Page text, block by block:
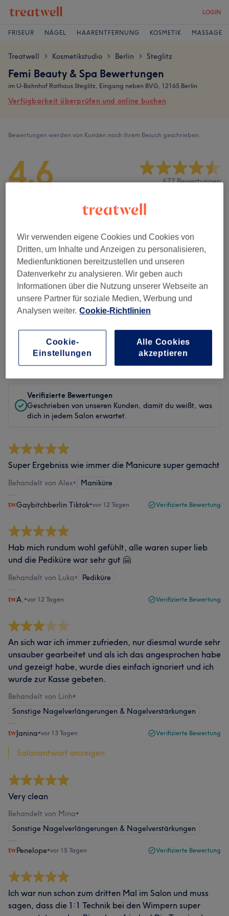
LOGIN
FRISEUR NÄGEL HAARENTFERNUNG KOSMETIK MASSAGE
Treatwell > Kosmetikstudio > Berlin > Steglitz
Femi Beauty & Spa Bewertungen
im U-Bahnhof Rathaus Steglitz, Eingang neben BVG, 12165 Berlin
Verfügbarkeit überprüfen und online buchen
Bewertungen werden von Kunden nach ihrem Besuch geschrieben.
4,6 677 Bewertungen
Sauberkeit
Service
Bewertungen filtern
Nach Sternen filtern
Verifizierte Bewertungen
Geschrieben von unseren Kunden, damit du weißt, was
dich in jedem Salon erwartet.
Super Ergebniss wie immer die Manicure super gemacht
Behandelt von Alex• Maniküre
Gaybitchberlin Tiktok•vor 12 Tagen Verifizierte Bewertung
Hab mich rundum wohl gefühlt, alle waren super lieb
und die Pediküre war sehr gut 🤗
Behandelt von Luka• Pediküre
A. •vor 12 Tagen Verifizierte Bewertung
An sich war ich immer zufrieden, nur diesmal wurde sehr
unsauber gearbeitet und als ich das angesprochen habe
und gezeigt habe, wurde dies einfach ignoriert und ich
wurde zur Kasse gebeten.
Behandelt von Linh•
Sonstige Nagelverlängerungen & Nagelverstärkungen
Janina•vor 13 Tagen Verifizierte Bewertung
Salonantwort anzeigen
Very clean
Behandelt von Mina•
Sonstige Nagelverlängerungen & Nagelverstärkungen
Penelope•vor 15 Tagen Verifizierte Bewertung
Ich war nun schon zum dritten Mal im Salon und muss
sagen, dass die 1:1 Technik bei den Wimpern super
Wir verwenden eigene Cookies und Cookies von
Dritten, um Inhalte und Anzeigen zu personalisieren,
Medienfunktionen bereitzustellen und unseren
Datenverkehr zu analysieren. Wir geben auch
Informationen über die Nutzung unserer Webseite an
unsere Partner für soziale Medien, Werbung und
Analysen weiter. Cookie-Richtlinien
Cookie-
Einstellungen
Alle Cookies
akzeptieren